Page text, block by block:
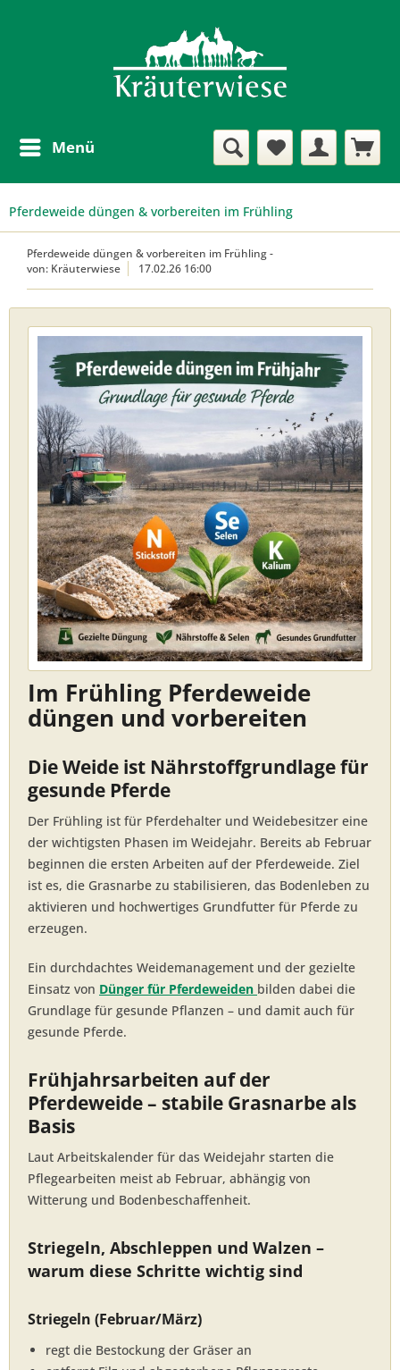
Menü
Pferdeweide düngen & vorbereiten im Frühling
Pferdeweide düngen & vorbereiten im Frühling-
von: Kräuterwiese
17.02.26 16:00
Im Frühling Pferdeweide
düngen und vorbereiten
Die Weide ist Nährstoffgrundlage für
gesunde Pferde
Der Frühling ist für Pferdehalter und Weidebesitzer eine
der wichtigsten Phasen im Weidejahr. Bereits ab Februar
beginnen die ersten Arbeiten auf der Pferdeweide. Ziel
ist es, die Grasnarbe zu stabilisieren, das Bodenleben zu
aktivieren und hochwertiges Grundfutter für Pferde zu
erzeugen.
Ein durchdachtes Weidemanagement und der gezielte
Einsatz von Dünger für Pferdeweiden bilden dabei die
Grundlage für gesunde Pflanzen – und damit auch für
gesunde Pferde.
Frühjahrsarbeiten auf der
Pferdeweide – stabile Grasnarbe als
Basis
Laut Arbeitskalender für das Weidejahr starten die
Pflegearbeiten meist ab Februar, abhängig von
Witterung und Bodenbeschaffenheit.
Striegeln, Abschleppen und Walzen –
warum diese Schritte wichtig sind
Striegeln (Februar/März)
regt die Bestockung der Gräser an